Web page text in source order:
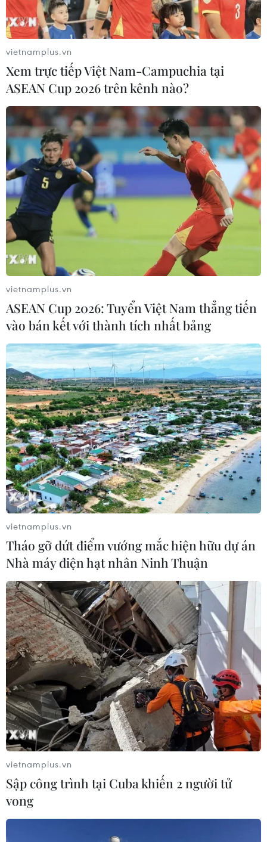
vietnamplus.vn
Xem trực tiếp Việt Nam-Campuchia tại
ASEAN Cup 2026 trên kênh nào?
vietnamplus.vn
ASEAN Cup 2026: Tuyển Việt Nam thẳng tiến
vào bán kết với thành tích nhất bảng
vietnamplus.vn
Tháo gỡ dứt điểm vướng mắc hiện hữu dự án
Nhà máy điện hạt nhân Ninh Thuận
vietnamplus.vn
Sập công trình tại Cuba khiến 2 người tử
vong